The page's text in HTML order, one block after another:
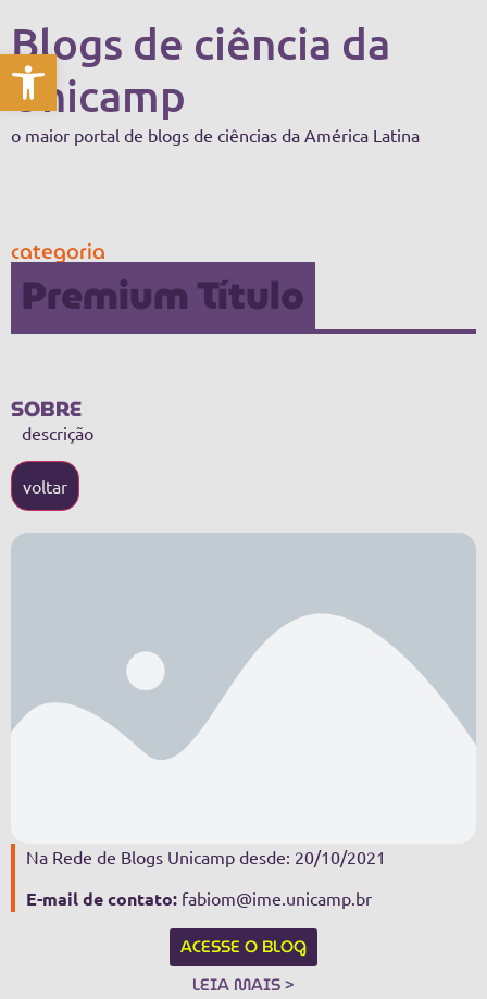
Abrir a barra de ferramentas
Blogs de ciência da
Unicamp
o maior portal de blogs de ciências da América Latina
categoria
Premium Título
SOBRE
descrição
voltar
Na Rede de Blogs Unicamp desde: 20/10/2021
E-mail de contato: fabiom@ime.unicamp.br
ACESSE O BLOG
LEIA MAIS >